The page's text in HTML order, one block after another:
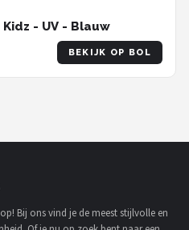
- UV - Blauw
BEKIJK OP BOL
Bij ons vind je de meest stijlvolle en